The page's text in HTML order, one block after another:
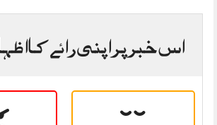
اس خبر پر اپنی رائے کا